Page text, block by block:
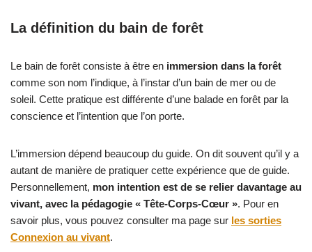
La définition du bain de forêt
Le bain de forêt consiste à être en immersion dans la forêt
comme son nom l’indique, à l’instar d’un bain de mer ou de
soleil. Cette pratique est différente d’une balade en forêt par la
conscience et l’intention que l’on porte.
L’immersion dépend beaucoup du guide. On dit souvent qu’il y a
autant de manière de pratiquer cette expérience que de guide.
Personnellement, mon intention est de se relier davantage au
vivant, avec la pédagogie « Tête-Corps-Cœur ». Pour en
savoir plus, vous pouvez consulter ma page sur les sorties
Connexion au vivant.